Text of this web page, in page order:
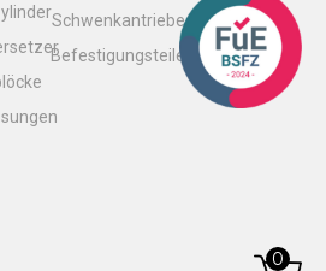
Schwenkantriebe
Befestigungsteile
0